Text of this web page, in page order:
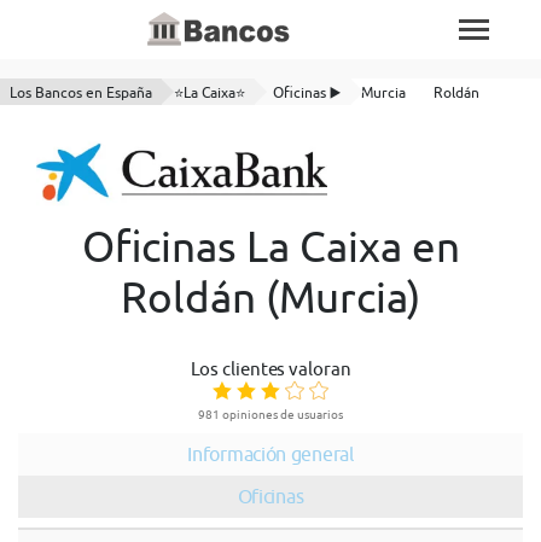
Los Bancos en España ⭐La Caixa⭐ Oficinas ▶️ Murcia Roldán
Oficinas La Caixa en
Roldán (Murcia)
Los clientes valoran
981 opiniones de usuarios
Información general
Oficinas